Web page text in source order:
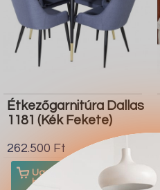
Étkezőgarnitúra Dallas
1181 (Kék Fekete)
262.500 Ft
Ugrás a
boltba